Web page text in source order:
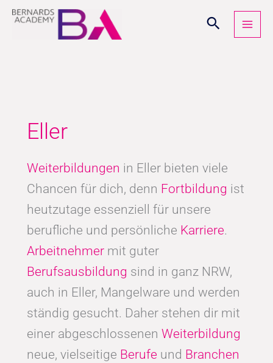
Zum
Inhalt
Eller
Weiterbildungen in Eller bieten viele
Chancen für dich, denn Fortbildung ist
heutzutage essenziell für unsere
berufliche und persönliche Karriere.
Arbeitnehmer mit guter
Berufsausbildung sind in ganz NRW,
auch in Eller, Mangelware und werden
ständig gesucht. Daher stehen dir mit
einer abgeschlossenen Weiterbildung
neue, vielseitige Berufe und Branchen